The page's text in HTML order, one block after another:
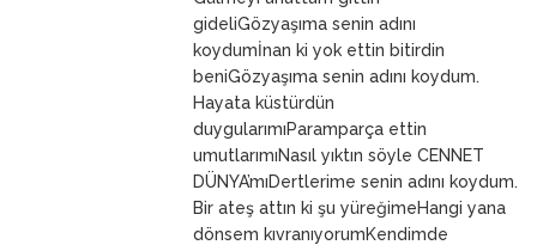
ANNEMgideliGözyaşıma senin adını
koydumİnan ki yok ettin bitirdin
beniGözyaşıma senin adını koydum.
Hayata küstürdün
duygularımıParamparça ettin
umutlarımıNasıl yıktın söyle CENNET
DÜNYA’mıDertlerime senin adını koydum.
Bir ateş attın ki şu yüreğimeHangi yana
dönsem kıvranıyorumKendimde